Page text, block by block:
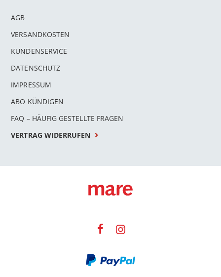
AGB
VERSANDKOSTEN
KUNDENSERVICE
DATENSCHUTZ
IMPRESSUM
ABO KÜNDIGEN
FAQ – HÄUFIG GESTELLTE FRAGEN
VERTRAG WIDERRUFEN